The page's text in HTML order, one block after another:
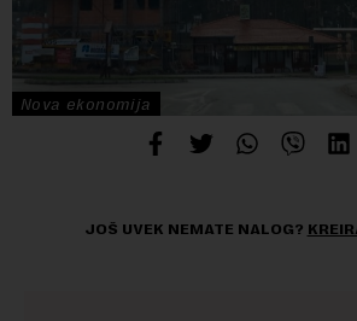
Nova ekonomija
JOŠ UVEK NEMATE NALOG?